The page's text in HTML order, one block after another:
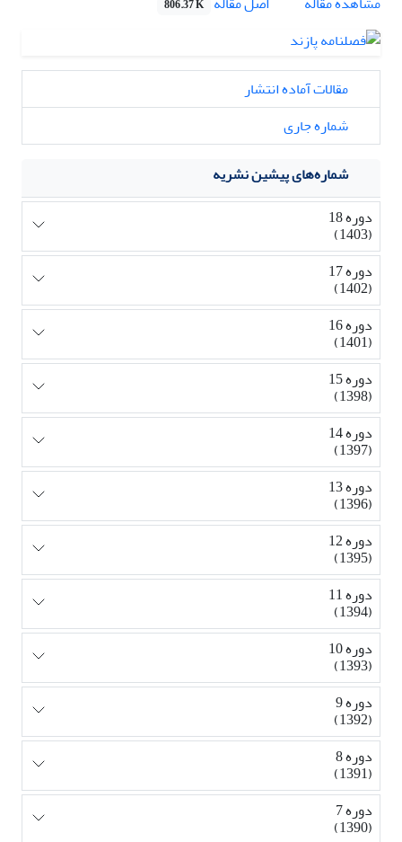
806.37 K
مقالات آماده انتشار
شماره جاری
شماره‌های پیشین نشریه
دوره 18
(1403)
دوره 17
(1402)
دوره 16
(1401)
دوره 15
(1398)
دوره 14
(1397)
دوره 13
(1396)
دوره 12
(1395)
دوره 11
(1394)
دوره 10
(1393)
دوره 9
(1392)
دوره 8
(1391)
دوره 7
(1390)